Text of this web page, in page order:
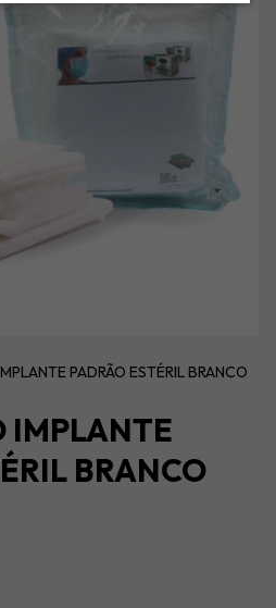
PADRÃO ESTÉRIL BRANCO
IMPLANTE
BRANCO